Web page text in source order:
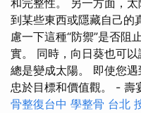
和完整性。 另一方面，
到某些東西或隱藏自己的
慮一下這種“防禦”是否阻
實。 同時，向日葵也可
總是變成太陽。 即使您
忠於目標和價值觀。 - 壽
骨整復台中 學整骨 台北